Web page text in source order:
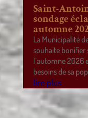
Saint-
sondage
automne
La Municipalité
souhaite bonifier
l’automne 2026
besoins de sa
lire plus